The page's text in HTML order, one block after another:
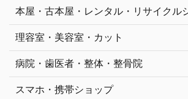
本屋・古本屋・レンタル・リサイクル
理容室・美容室・カット
病院・歯医者・整体・整骨院
スマホ・携帯ショップ